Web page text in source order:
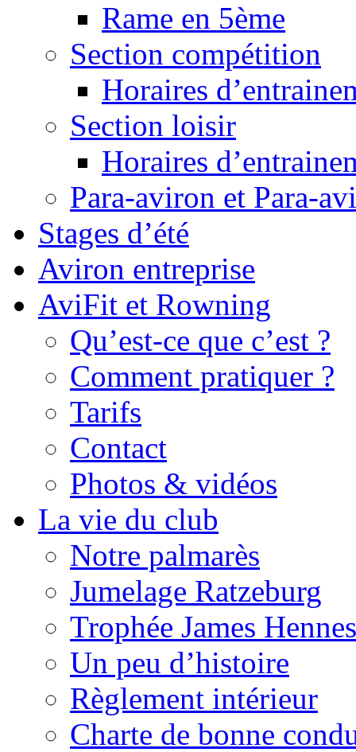
Rame en 5ème
Section compétition
Horaires
Section loisir
Horaires
Para-aviron et Para-
Stages d’été
Aviron entreprise
AviFit et Rowning
Qu’est-ce que c’est ?
Comment pratiquer ?
Tarifs
Contact
Photos & vidéos
La vie du club
Notre palmarès
Jumelage Ratzeburg
Trophée James
Un peu d’histoire
Règlement intérieur
Charte de bonne